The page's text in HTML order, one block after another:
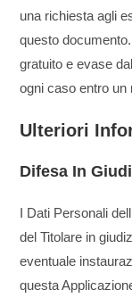
una richiesta agli
questo
gratuito e evase
ogni caso entro un
Ulteriori
Difesa In
I Dati Personali
del Titolare in
eventuale
questa